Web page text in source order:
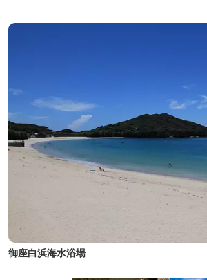
御座白浜海水浴場